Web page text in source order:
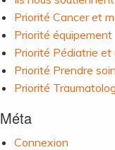
Priorité Cancer et
Priorité équipement
Priorité Pédiatrie
Priorité Prendre
Priorité
Méta
Connexion